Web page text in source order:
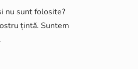
nu sunt folosite?
țintă. Suntem